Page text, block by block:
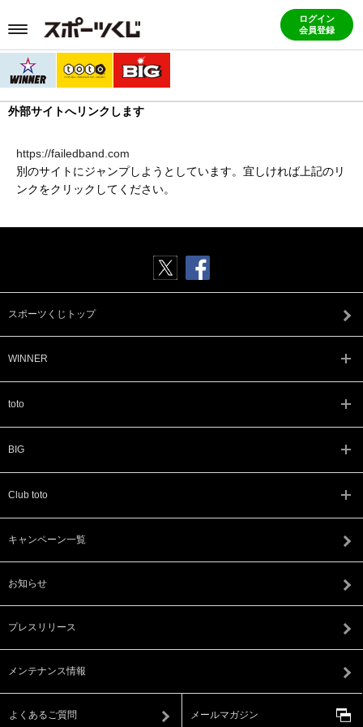
ログイン
会員登録
外部サイトへリンクします
https://failedband.com
別のサイトにジャンプしようとしています。宜しければ上記のリ
ンクをクリックしてください。
スポーツくじトップ
WINNER
toto
BIG
Club toto
キャンペーン一覧
お知らせ
プレスリリース
メンテナンス情報
よくあるご質問 メールマガジン